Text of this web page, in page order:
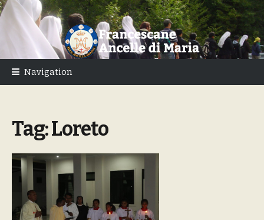
navigation
content
Navigation
Tag:Loreto